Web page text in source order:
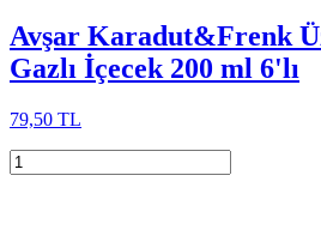
Avşar Karadut&Frenk
Gazlı İçecek 200 ml 6'lı
79,50 TL